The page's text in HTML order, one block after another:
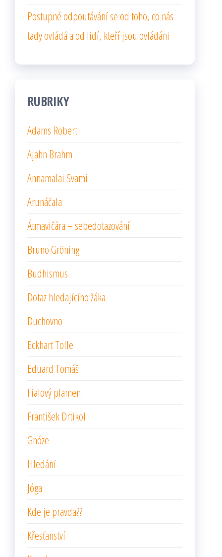
Postupné odpoutávání se od toho, co nás
tady ovládá a od lidí, kteří jsou ovládáni
RUBRIKY
Adams Robert
Ajahn Brahm
Annamalai Svami
Arunáčala
Átmavičára – sebedotazování
Bruno Gröning
Budhismus
Dotaz hledajícího žáka
Duchovno
Eckhart Tolle
Eduard Tomáš
Fialový plamen
František Drtikol
Gnóze
Hledání
Jóga
Kde je pravda??
Křesťanství